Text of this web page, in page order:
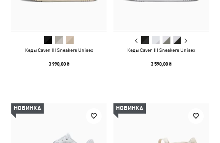
Кеды Caven III Sneakers Unisex
3 990,00 ₴
Кеды Caven III Sneakers Unisex
3 590,00 ₴
НОВИНКА НОВИНКА